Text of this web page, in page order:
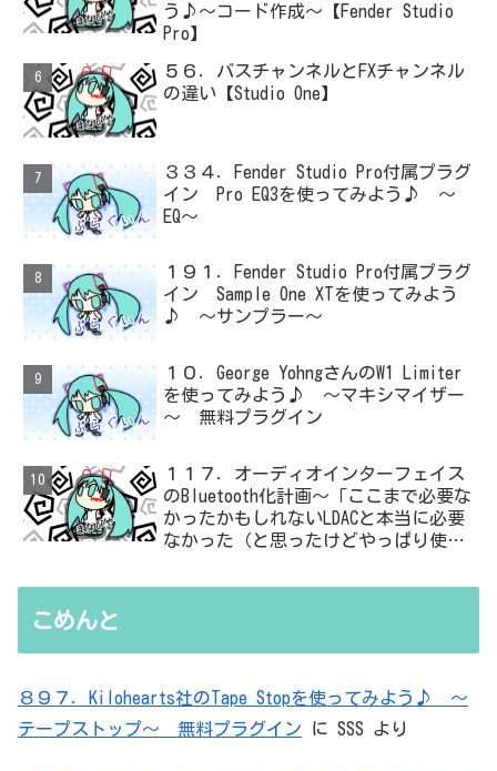
う♪～コード作成～【Fender Studio
Pro】
５６．バスチャンネルとFXチャンネル
の違い【Studio One】
３３４．Fender Studio Pro付属プラグ
イン Pro EQ3を使ってみよう♪ ～
EQ～
１９１．Fender Studio Pro付属プラグ
イン Sample One XTを使ってみよう
♪ ～サンプラー～
１０．George YohngさんのW1 Limiter
を使ってみよう♪ ～マキシマイザー
～ 無料プラグイン
１１７．オーディオインターフェイス
のBluetooth化計画～「ここまで必要な
かったかもしれないLDACと本当に必要
なかった（と思ったけどやっぱり使っ
無駄を重ねた結論はシンプルだった
こめんと
８９７．Kilohearts社のTape Stopを使ってみよう♪ ～
テープストップ～ 無料プラグイン に SSS より